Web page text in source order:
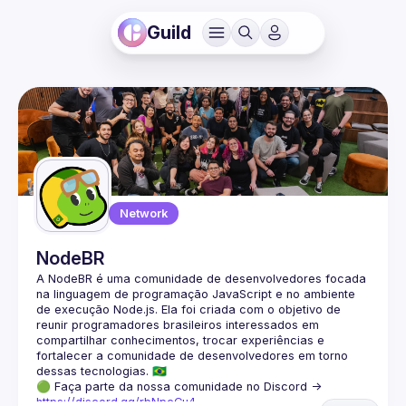
Guild
Network
NodeBR
A NodeBR é uma comunidade de desenvolvedores focada
na linguagem de programação JavaScript e no ambiente
de execução Node.js. Ela foi criada com o objetivo de
reunir programadores brasileiros interessados em
compartilhar conhecimentos, trocar experiências e
fortalecer a comunidade de desenvolvedores em torno
🟢 Faça parte da nossa comunidade no Discord ->
https://discord.gg/rbNpcCu4